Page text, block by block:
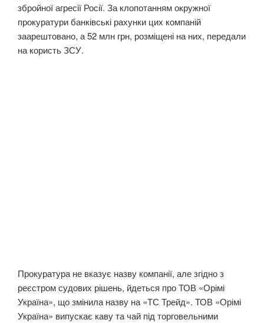
збройної агресії Росії. За клопотанням окружної
прокуратури банківські рахунки цих компаній
заарештовано, а 52 млн грн, розміщені на них, передали
на користь ЗСУ.
Прокуратура не вказує назву компанії, але згідно з
реєстром судових рішень, йдеться про ТОВ «Орімі
Україна», що змінила назву на «ТС Трейд». ТОВ «Орімі
Україна» випускає каву та чай під торговельними